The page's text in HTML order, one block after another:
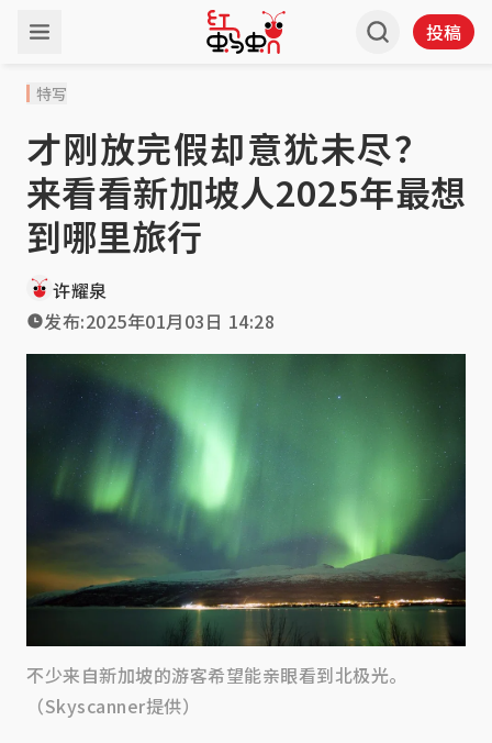
投稿
特写
才刚放完假却意犹未尽？
来看看新加坡人2025年最想
到哪里旅行
许耀泉
发布:2025年01月03日 14:28
不少来自新加坡的游客希望能亲眼看到北极光。
（Skyscanner提供）